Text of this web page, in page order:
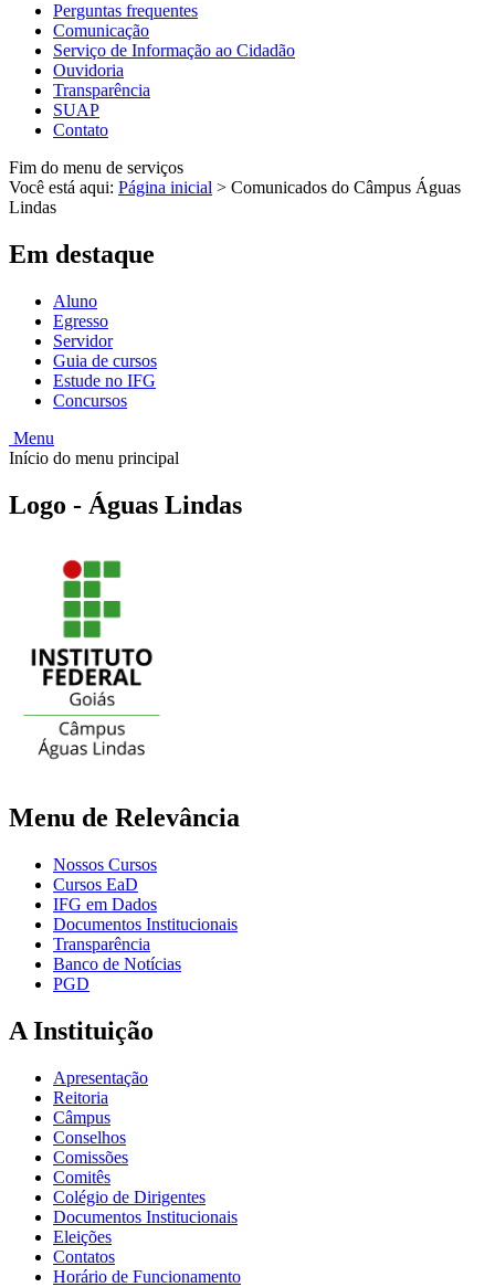
Perguntas frequentes
Comunicação
Serviço de Informação ao Cidadão
Ouvidoria
Transparência
SUAP
Contato
Fim do menu de serviços
Você está aqui: Página inicial > Comunicados do Câmpus Águas
Lindas
Em destaque
Aluno
Egresso
Servidor
Guia de cursos
Estude no IFG
Concursos
Menu
Início do menu principal
Logo - Águas Lindas
Menu de Relevância
Nossos Cursos
Cursos EaD
IFG em Dados
Documentos Institucionais
Transparência
Banco de Notícias
PGD
A Instituição
Apresentação
Reitoria
Câmpus
Conselhos
Comissões
Comitês
Colégio de Dirigentes
Documentos Institucionais
Eleições
Contatos
Horário de Funcionamento